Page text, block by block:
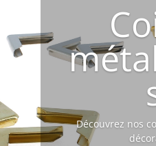
Découvrez nos